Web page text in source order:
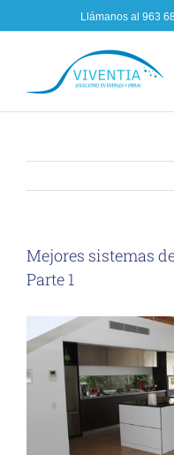
to
Llámanos al 963
Mejores sistemas
Parte 1
View
Larger
Image